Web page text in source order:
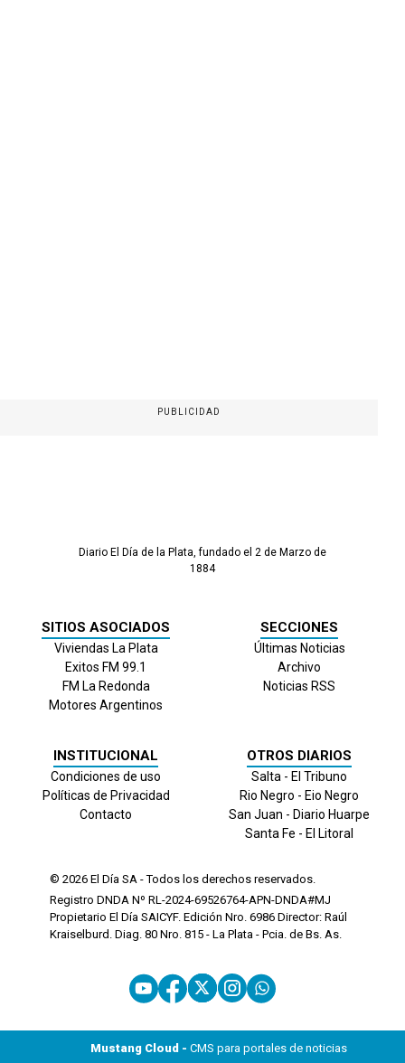
PUBLICIDAD
Diario El Día de la Plata, fundado el 2 de Marzo de
1884
SITIOS ASOCIADOS
Viviendas La Plata
Exitos FM 99.1
FM La Redonda
Motores Argentinos
SECCIONES
Últimas Noticias
Archivo
Noticias RSS
INSTITUCIONAL
Condiciones de uso
Políticas de Privacidad
Contacto
OTROS DIARIOS
Salta - El Tribuno
Rio Negro - Eio Negro
San Juan - Diario Huarpe
Santa Fe - El Litoral
© 2026 El Día SA - Todos los derechos reservados.
Registro DNDA Nº RL-2024-69526764-APN-DNDA#MJ
Propietario El Día SAICYF. Edición Nro. 6986 Director: Raúl
Kraiselburd. Diag. 80 Nro. 815 - La Plata - Pcia. de Bs. As.
Mustang Cloud - CMS para portales de noticias